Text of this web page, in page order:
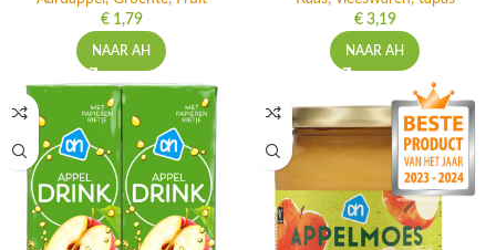
€1,79
NAAR AH
€3,19
NAAR AH